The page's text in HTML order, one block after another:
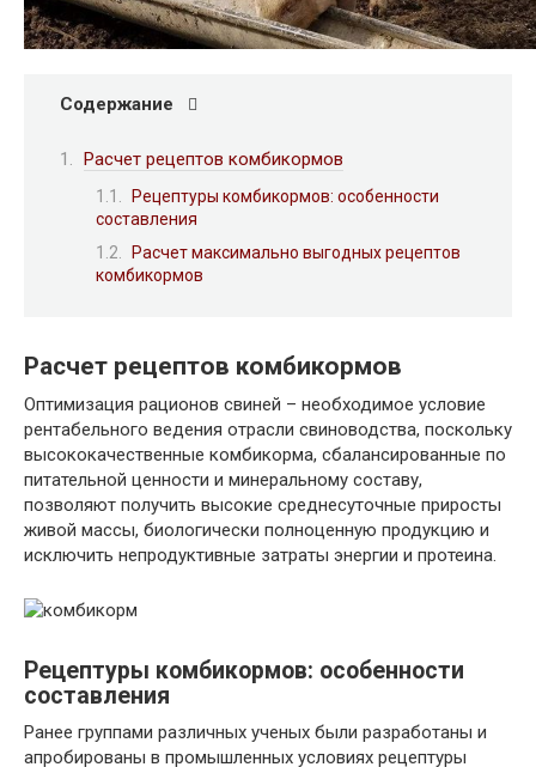
Содержание
Расчет рецептов комбикормов
Рецептуры комбикормов: особенности
составления
Расчет максимально выгодных рецептов
комбикормов
Расчет рецептов комбикормов
Оптимизация рационов свиней – необходимое условие
рентабельного ведения отрасли свиноводства, поскольку
высококачественные комбикорма, сбалансированные по
питательной ценности и минеральному составу,
позволяют получить высокие среднесуточные приросты
живой массы, биологически полноценную продукцию и
исключить непродуктивные затраты энергии и протеина.
Рецептуры комбикормов: особенности
составления
Ранее группами различных ученых были разработаны и
апробированы в промышленных условиях рецептуры